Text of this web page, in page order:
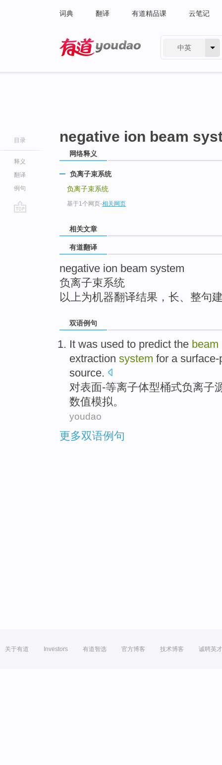
词典 翻译 有道精品课 云笔记
中英
目录
释义
翻译
例句
negative ion beam
网络释义
负离子束系统
负离子束系统
基于1个网页-相关网页
相关文章
有道翻译
negative ion beam system
负离子束系统
以上为机器翻译结果，长、整句
双语例句
It was used to predict the beam
extraction system for a surface-
source.
对表面-等离子体型桶式负离子
数值模拟。
youdao
更多双语例句
关于有道 Investors 有道智选 官方博客 技术博客 诚聘英才